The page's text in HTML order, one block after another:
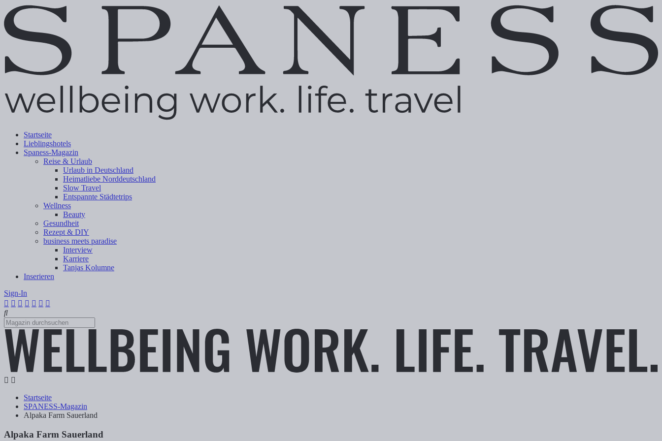
Startseite
Lieblingshotels
Spaness-Magazin
Reise & Urlaub
Urlaub in Deutschland
Heimatliebe Norddeutschland
Slow Travel
Entspannte Städtetrips
Wellness
Beauty
Gesundheit
Rezept & DIY
business meets paradise
Interview
Karriere
Tanjas Kolumne
Inserieren
Sign-In
Startseite
SPANESS-Magazin
Alpaka Farm Sauerland
Alpaka Farm Sauerland